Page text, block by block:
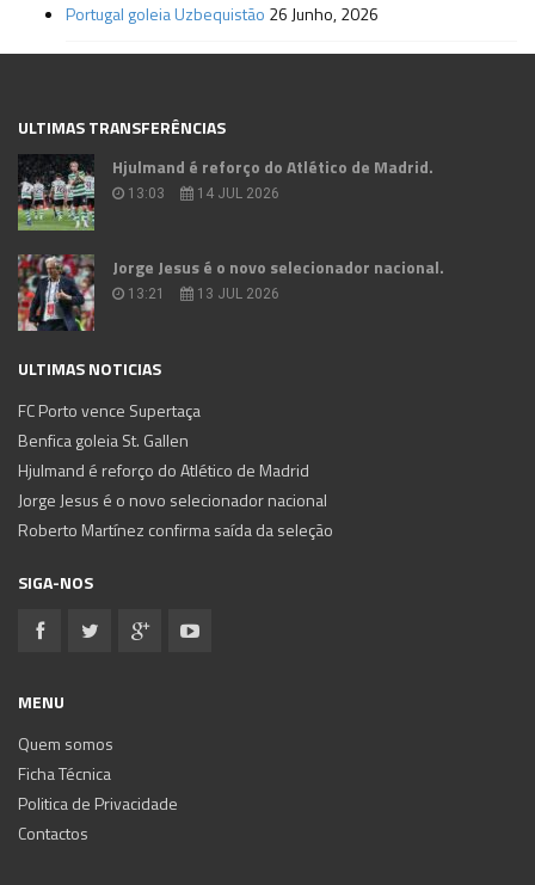
Portugal goleia Uzbequistão 26 Junho, 2026
ULTIMAS TRANSFERÊNCIAS
Hjulmand é reforço do Atlético de Madrid.
13:03 14 JUL 2026
Jorge Jesus é o novo selecionador nacional.
13:21 13 JUL 2026
ULTIMAS NOTICIAS
FC Porto vence Supertaça
Benfica goleia St. Gallen
Hjulmand é reforço do Atlético de Madrid
Jorge Jesus é o novo selecionador nacional
Roberto Martínez confirma saída da seleção
SIGA-NOS
MENU
Quem somos
Ficha Técnica
Politica de Privacidade
Contactos